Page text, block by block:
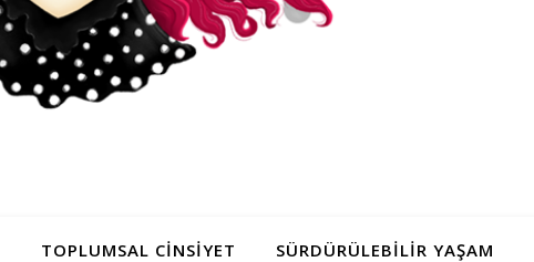
TOPLUMSAL CINSIYET SÜRDÜRÜLEBILIR YAŞAM